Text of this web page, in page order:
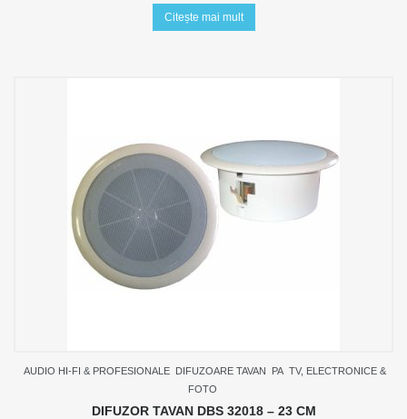
Citește mai mult
AUDIO HI-FI & PROFESIONALE DIFUZOARE TAVAN PA TV, ELECTRONICE &
FOTO
DIFUZOR TAVAN DBS 32018 – 23 CM